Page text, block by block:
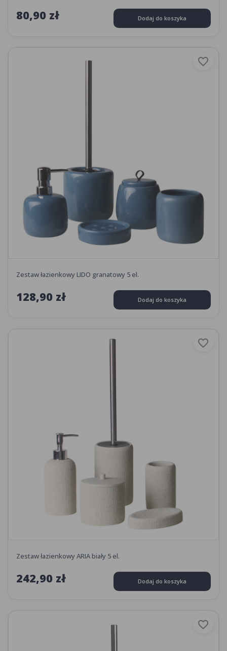
80,90 zł Dodaj do koszyka
favorite_border
Zestaw łazienkowy LIDO granatowy 5 el.
128,90 zł Dodaj do koszyka
favorite_border
Zestaw łazienkowy ARIA biały 5 el.
242,90 zł Dodaj do koszyka
favorite_border